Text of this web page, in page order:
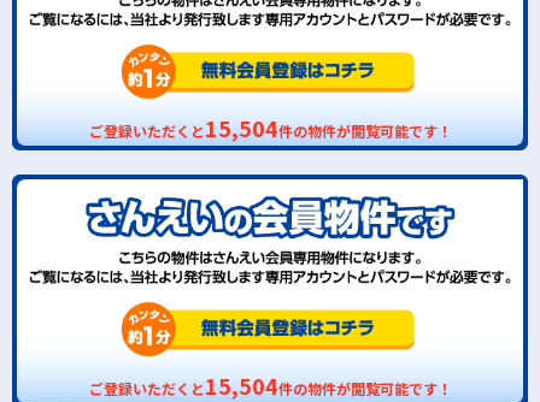
ご登録いただくと15,504件の物件が閲覧可能です！
ご登録いただくと15,504件の物件が閲覧可能です！